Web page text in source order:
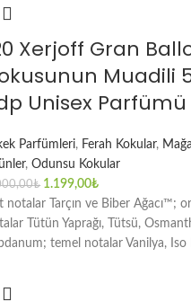
Xerjoff Gran
Muadili
Unisex Parfümü
Parfümleri, Ferah Kokular,
, Odunsu Kokular
₺ 1.199,00₺
notalar Tarçın ve Biber Ağacı™;
Tütün Yaprağı, Tütsü,
temel notalar Vanilya, Iso